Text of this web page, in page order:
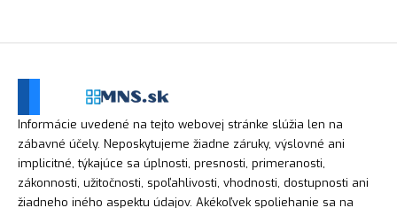
Informácie uvedené na tejto webovej stránke slúžia len na
zábavné účely. Neposkytujeme žiadne záruky, výslovné ani
implicitné, týkajúce sa úplnosti, presnosti, primeranosti,
zákonnosti, užitočnosti, spoľahlivosti, vhodnosti, dostupnosti ani
žiadneho iného aspektu údajov. Akékoľvek spoliehanie sa na